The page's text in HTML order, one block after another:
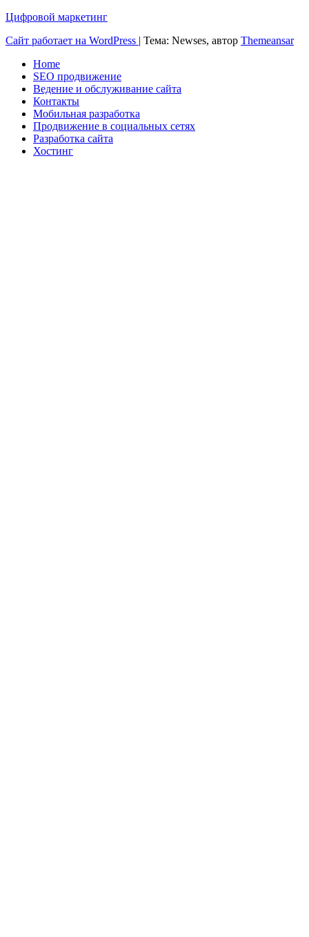
Цифровой маркетинг
Сайт работает на WordPress | Тема: Newses, автор Themeansar
Home
SEO продвижение
Ведение и обслуживание сайта
Контакты
Мобильная разработка
Продвижение в социальных сетях
Разработка сайта
Хостинг